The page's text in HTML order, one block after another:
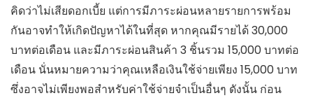
คิดว่าไม่เสียดอกเบี้ย แต่การมีภาระผ่อนหลายรายการพร้อม
กันอาจทำให้เกิดปัญหาได้ในที่สุด หากคุณมีรายได้ 30,000
บาทต่อเดือน และมีภาระผ่อนสินค้า 3 ชิ้นรวม 15,000 บาทต่อ
เดือน นั่นหมายความว่าคุณเหลือเงินใช้จ่ายเพียง 15,000 บาท
ซึ่งอาจไม่เพียงพอสำหรับค่าใช้จ่ายจำเป็นอื่นๆ ดังนั้น ก่อน